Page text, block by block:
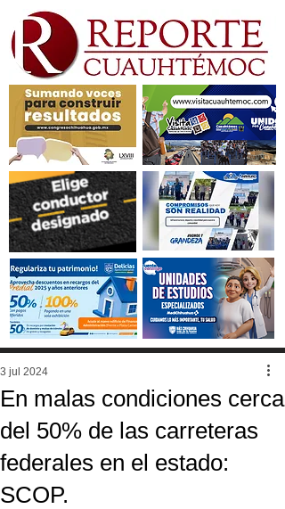
En malas condiciones cerca
del 50% de las carreteras
federales en el estado:
SCOP.
3 jul 2024